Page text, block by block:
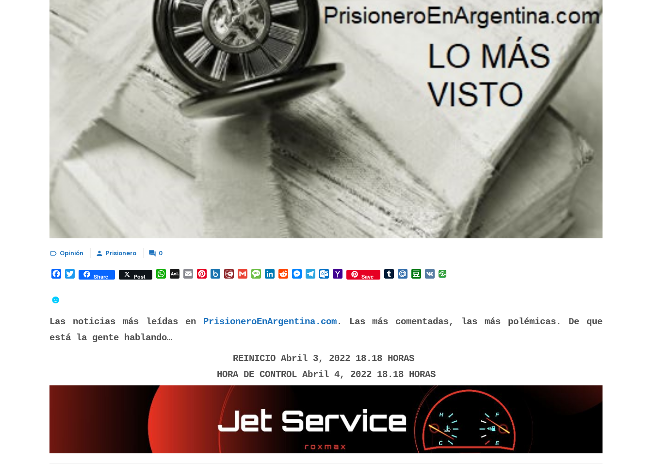
 Opinión  Prisionero  0
Facebook
TwitterShare Post WhatsApp
AOL Email Pinterest
Box.netDiary.RuGmailMessage
LinkedInRedditMessenger
TelegramOutlook.com
YahooSave TumblrMail.RuDouban
VK
☻
Las noticias más leídas en PrisioneroEnArgentina.com. Las más comentadas, las más polémicas. De que
está la gente hablando…
REINICIO Abril 3, 2022 18.18 HORAS
HORA DE CONTROL Abril 4, 2022 18.18 HORAS